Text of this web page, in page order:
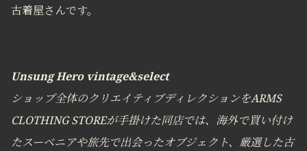
古着屋さんです。
Unsung Hero vintage&select
ショップ全体のクリエイティブディレクションをARMS
CLOTHING STOREが手掛けた同店では、海外で買い付け
たスーベニアや旅先で出会ったオブジェクト、厳選した古